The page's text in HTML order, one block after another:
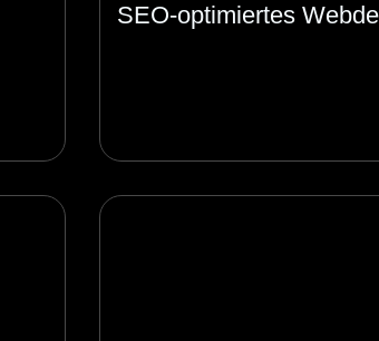
SEO-optimiertes